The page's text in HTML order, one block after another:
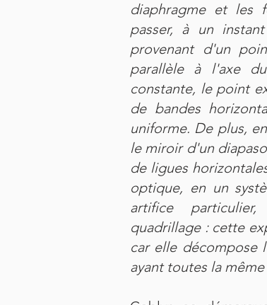
diaphragme et les
passer, à un
provenant d'un
parallèle à l'axe
constante, le point
de bandes
uniforme. De plus,
le miroir d'un
de ligues
optique, en un
artifice
quadrillage : cette
car elle décompose
ayant toutes la